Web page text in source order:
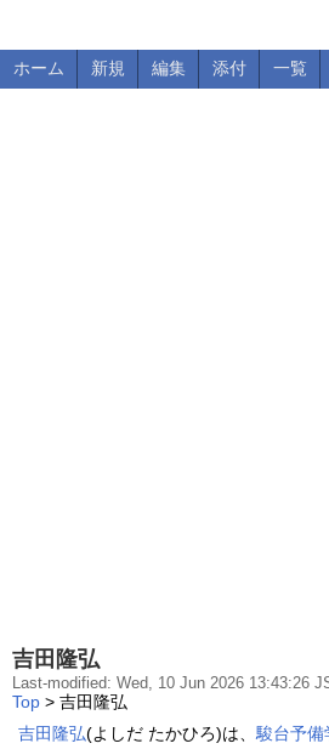
ホーム 新規 編集 添付 一覧
吉田隆弘
Last-modified: Wed, 10 Jun 2026 13:43:26
Top > 吉田隆弘
吉田隆弘(よしだ たかひろ)は、 駿台予備